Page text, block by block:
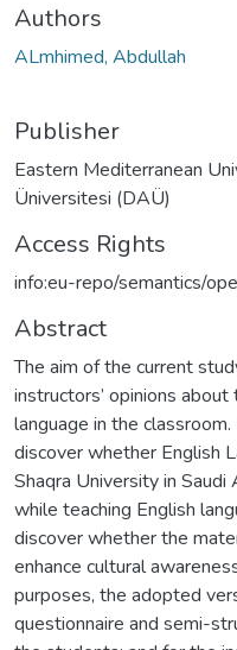
Authors
ALmhimed, Abdullah
Publisher
Eastern Mediterranean
Üniversitesi (DAÜ)
Access Rights
info:eu-repo/semantics/
Abstract
The aim of the current
instructors’ opinions
language in the
discover whether English
Shaqra University in Saudi
while teaching English
discover whether the
enhance cultural
purposes, the adopted
questionnaire and semi-